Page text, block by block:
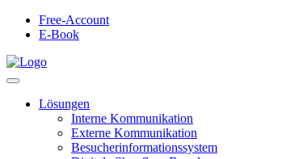
Free-Account
E-Book
Lösungen
Interne Kommunikation
Externe Kommunikation
Besucherinformationssystem